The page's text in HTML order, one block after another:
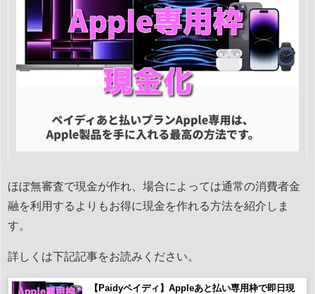
ほぼ無審査で現金が作れ、場合によっては通常の消費者金
融を利用するよりもお得に現金を作れる方法を紹介しま
す。
詳しくは下記記事をお読みください。
【Paidyペイディ】Appleあと払い専用枠で即日現